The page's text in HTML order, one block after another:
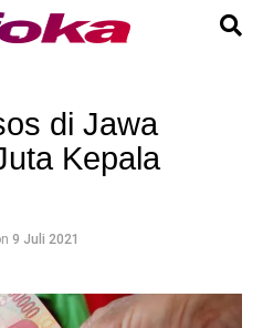
di Jawa
Kepala
9 Juli 2021